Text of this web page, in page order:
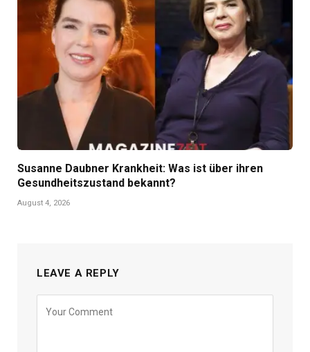
Susanne Daubner Krankheit: Was ist über ihren
Gesundheitszustand bekannt?
August 4, 2026
LEAVE A REPLY